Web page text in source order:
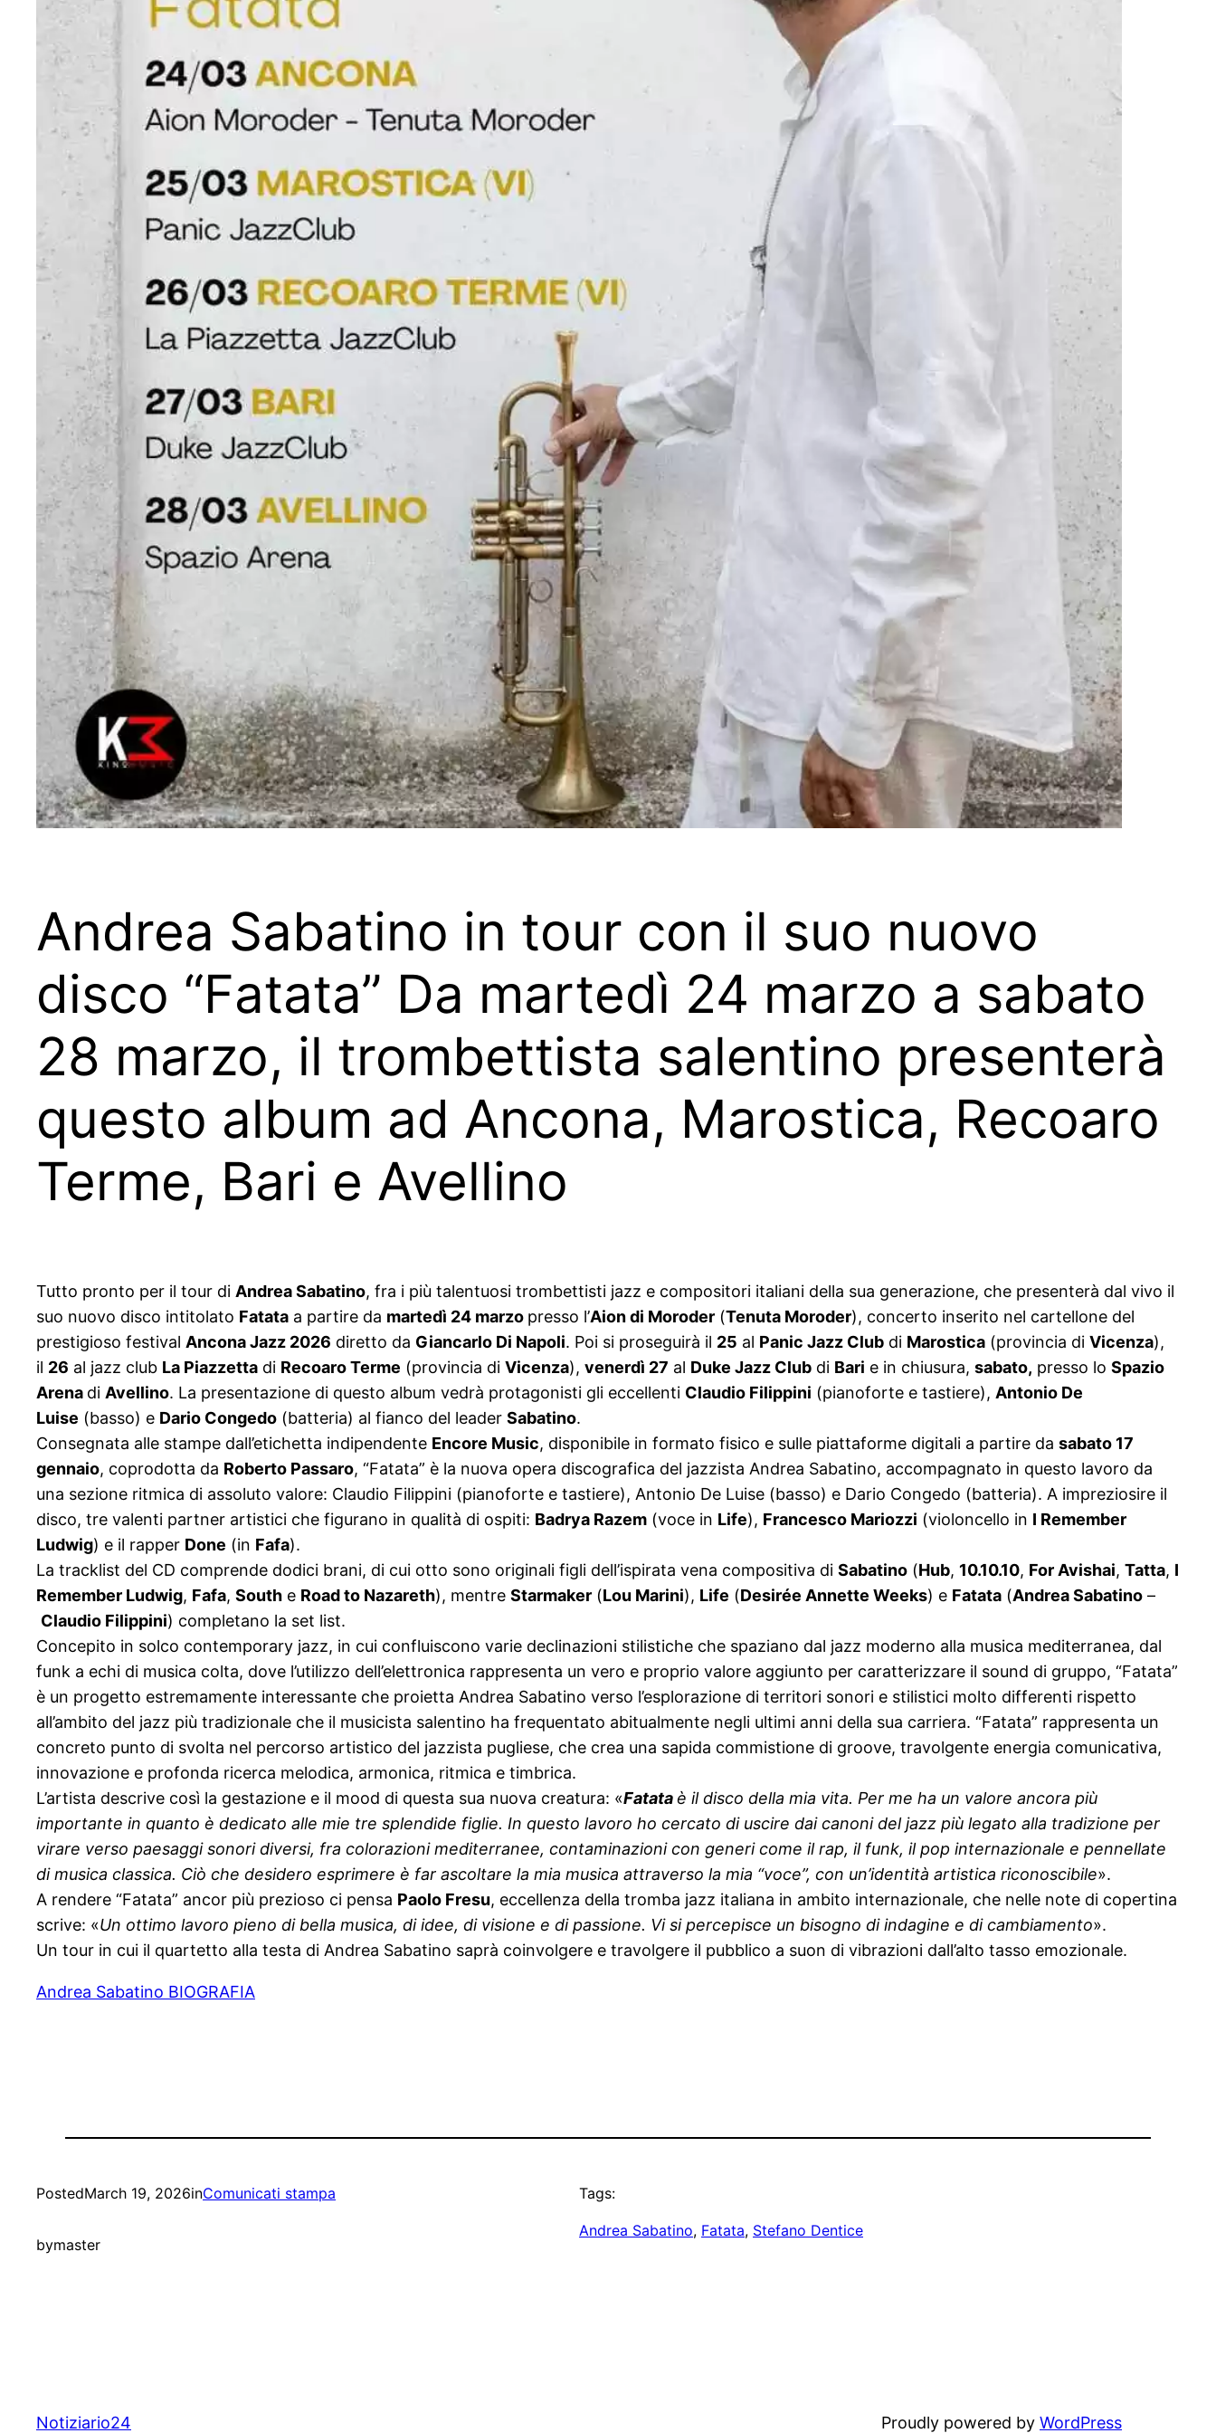
Andrea Sabatino in tour con il suo nuovo
disco “Fatata” Da martedì 24 marzo a sabato
28 marzo, il trombettista salentino presenterà
questo album ad Ancona, Marostica, Recoaro
Terme, Bari e Avellino
Tutto pronto per il tour di Andrea Sabatino, fra i più talentuosi trombettisti jazz e compositori italiani della sua generazione, che presenterà dal vivo il
suo nuovo disco intitolato Fatata a partire da martedì 24 marzo presso l’Aion di Moroder (Tenuta Moroder), concerto inserito nel cartellone del
prestigioso festival Ancona Jazz 2026 diretto da Giancarlo Di Napoli. Poi si proseguirà il 25 al Panic Jazz Club di Marostica (provincia di Vicenza),
il 26 al jazz club La Piazzetta di Recoaro Terme (provincia di Vicenza), venerdì 27 al Duke Jazz Club di Bari e in chiusura, sabato, presso lo Spazio
Arena di Avellino. La presentazione di questo album vedrà protagonisti gli eccellenti Claudio Filippini (pianoforte e tastiere), Antonio De
Luise (basso) e Dario Congedo (batteria) al fianco del leader Sabatino.
Consegnata alle stampe dall’etichetta indipendente Encore Music, disponibile in formato fisico e sulle piattaforme digitali a partire da sabato 17
gennaio, coprodotta da Roberto Passaro, “Fatata” è la nuova opera discografica del jazzista Andrea Sabatino, accompagnato in questo lavoro da
una sezione ritmica di assoluto valore: Claudio Filippini (pianoforte e tastiere), Antonio De Luise (basso) e Dario Congedo (batteria). A impreziosire il
disco, tre valenti partner artistici che figurano in qualità di ospiti: Badrya Razem (voce in Life), Francesco Mariozzi (violoncello in I Remember
Ludwig) e il rapper Done (in Fafa).
La tracklist del CD comprende dodici brani, di cui otto sono originali figli dell’ispirata vena compositiva di Sabatino (Hub, 10.10.10, For Avishai, Tatta, I
Remember Ludwig, Fafa, South e Road to Nazareth), mentre Starmaker (Lou Marini), Life (Desirée Annette Weeks) e Fatata (Andrea Sabatino –
Claudio Filippini) completano la set list.
Concepito in solco contemporary jazz, in cui confluiscono varie declinazioni stilistiche che spaziano dal jazz moderno alla musica mediterranea, dal
funk a echi di musica colta, dove l’utilizzo dell’elettronica rappresenta un vero e proprio valore aggiunto per caratterizzare il sound di gruppo, “Fatata”
è un progetto estremamente interessante che proietta Andrea Sabatino verso l’esplorazione di territori sonori e stilistici molto differenti rispetto
all’ambito del jazz più tradizionale che il musicista salentino ha frequentato abitualmente negli ultimi anni della sua carriera. “Fatata” rappresenta un
concreto punto di svolta nel percorso artistico del jazzista pugliese, che crea una sapida commistione di groove, travolgente energia comunicativa,
innovazione e profonda ricerca melodica, armonica, ritmica e timbrica.
L’artista descrive così la gestazione e il mood di questa sua nuova creatura: «Fatataè il disco della mia vita. Per me ha un valore ancora più
importante in quanto è dedicato alle mie tre splendide figlie. In questo lavoro ho cercato di uscire dai canoni del jazz più legato alla tradizione per
virare verso paesaggi sonori diversi, fra colorazioni mediterranee, contaminazioni con generi come il rap, il funk, il pop internazionale e pennellate
di musica classica. Ciò che desidero esprimere è far ascoltare la mia musica attraverso la mia “voce”, con un’identità artistica riconoscibile».
A rendere “Fatata” ancor più prezioso ci pensa Paolo Fresu, eccellenza della tromba jazz italiana in ambito internazionale, che nelle note di copertina
scrive: «Un ottimo lavoro pieno di bella musica, di idee, di visione e di passione. Vi si percepisce un bisogno di indagine e di cambiamento».
Un tour in cui il quartetto alla testa di Andrea Sabatino saprà coinvolgere e travolgere il pubblico a suon di vibrazioni dall’alto tasso emozionale.
Andrea Sabatino BIOGRAFIA
PostedMarch 19, 2026inComunicati stampa
bymaster
Tags:
Andrea Sabatino, Fatata, Stefano Dentice
Notiziario24 Proudly powered by WordPress